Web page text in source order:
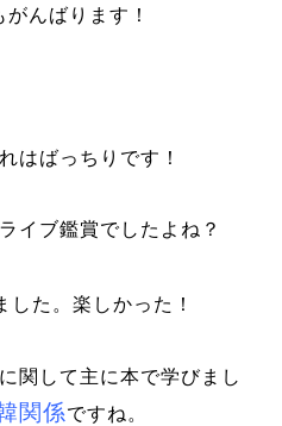
んばります！
はばっちりです！
イブ鑑賞でしたよね？
した。楽しかった！
関して主に本で学びまし
関係ですね。